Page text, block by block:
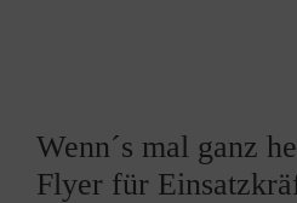
Wenn´s mal ganz
Flyer für